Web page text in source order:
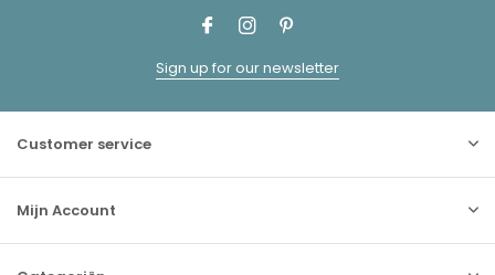
Sign up for our newsletter
Customer service
Mijn Account